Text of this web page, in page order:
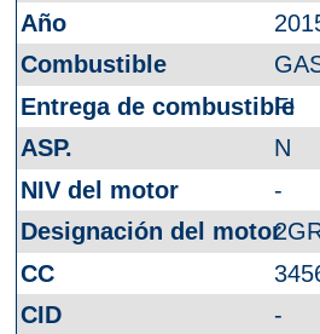
FI
N
-
-